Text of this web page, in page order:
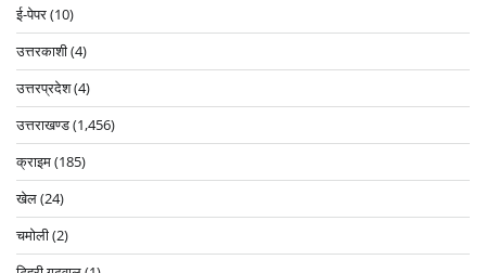
ई-पेपर(10)
उत्तरकाशी(4)
उत्तरप्रदेश(4)
उत्तराखण्ड(1,456)
क्राइम(185)
खेल(24)
चमोली(2)